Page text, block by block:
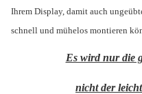
Ihrem Display, damit auch
schnell und mühelos montieren
Es wird nur die
nicht der